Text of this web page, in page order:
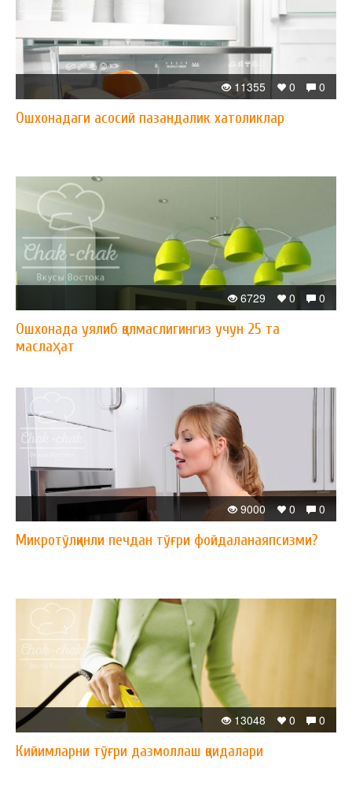
0
0
11355
Ошхонадаги асосий пазандалик хатоликлар
0
0
6729
Ошхонада уялиб қолмаслигингиз учун 25 та
маслаҳат
0
0
9000
Микротўлқинли печдан тўғри фойдаланаяпсизми?
0
0
13048
Кийимларни тўғри дазмоллаш қоидалари